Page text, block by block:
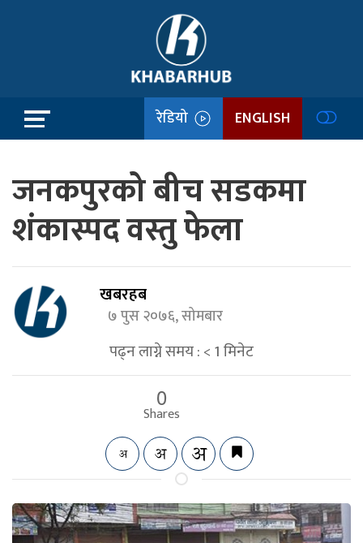
रेडियो ENGLISH
जनकपुरको बीच सडकमा
शंकास्पद वस्तु फेला
खबरहब
७ पुस २०७६, सोमबार
पढ्न लाग्ने समय :< 1मिनेट
0
Shares